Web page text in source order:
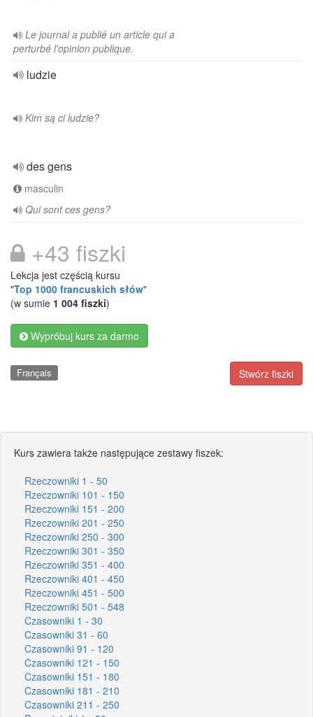
Le journal a publié un article qui a
perturbé l'opinion publique.
ludzie
Kim są ci ludzie?
des gens
masculin
Qui sont ces gens?
+43 fiszki
Lekcja jest częścią kursu
"Top 1000 francuskich słów"
(w sumie 1 004 fiszki)
Wypróbuj kurs za darmo
Stwórz fiszki
Français
Kurs zawiera także następujące zestawy fiszek:
Rzeczowniki 1 - 50
Rzeczowniki 101 - 150
Rzeczowniki 151 - 200
Rzeczowniki 201 - 250
Rzeczowniki 250 - 300
Rzeczowniki 301 - 350
Rzeczowniki 351 - 400
Rzeczowniki 401 - 450
Rzeczowniki 451 - 500
Rzeczowniki 501 - 548
Czasowniki 1 - 30
Czasowniki 31 - 60
Czasowniki 91 - 120
Czasowniki 121 - 150
Czasowniki 151 - 180
Czasowniki 181 - 210
Czasowniki 211 - 250